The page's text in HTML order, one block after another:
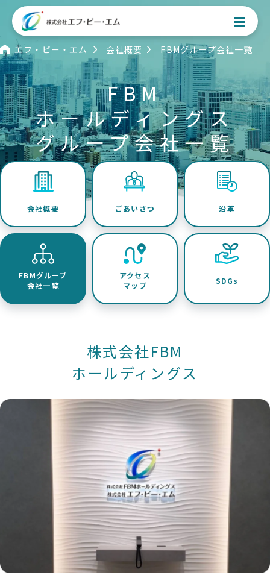
お問い合わせはこちら
事業案内
アセットマネジメント事業
居宅介護サービス事業
不動産事業
ビルメンテナンス事業
ごあいさつ
FBMグループ会社一覧
アクセスマップ
新着情報
エフ・ビー・エム 会社概要 FBMグループ会社一覧
FBM
ホールディングス
グループ会社一覧
会社概要 ごあいさつ 沿革
FBMグループ
会社一覧
アクセス
マップ
SDGs
株式会社FBM
ホールディングス